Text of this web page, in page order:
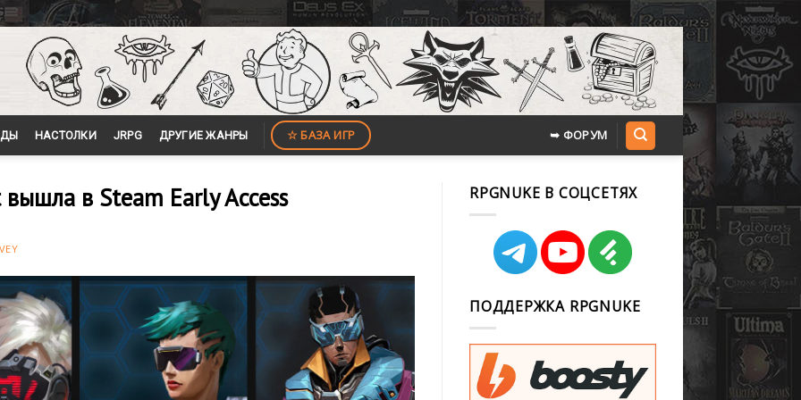
НАСТОЛКИ JRPG ДРУГИЕ ЖАНРЫ ☆ БАЗА ИГР ➥ ФОРУМ
в Steam Early Access RPGNUKE В СОЦСЕТЯХ
ПОДДЕРЖКА RPGNUKE